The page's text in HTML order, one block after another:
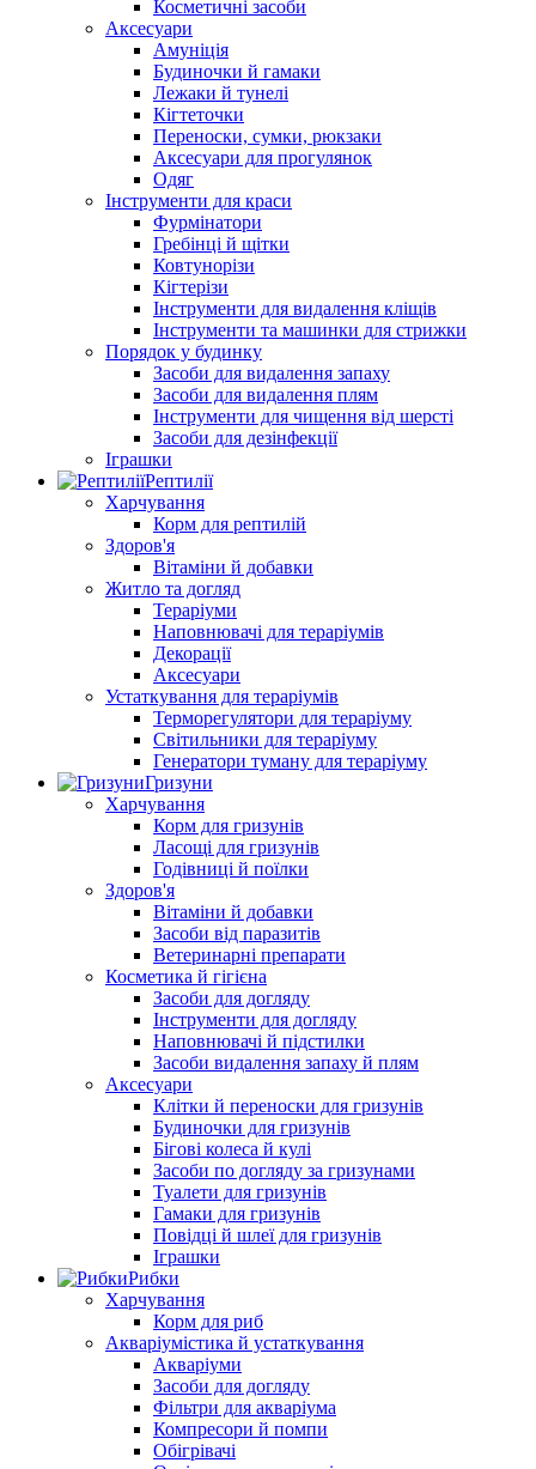
Косметичні засоби
Аксесуари
Амуніція
Будиночки й гамаки
Лежаки й тунелі
Кігтеточки
Переноски, сумки, рюкзаки
Аксесуари для прогулянок
Одяг
Інструменти для краси
Фурмінатори
Гребінці й щітки
Ковтунорізи
Кігтерізи
Інструменти для видалення кліщів
Інструменти та машинки для стрижки
Порядок у будинку
Засоби для видалення запаху
Засоби для видалення плям
Інструменти для чищення від шерсті
Засоби для дезінфекції
Іграшки
Рептилії
Харчування
Корм для рептилій
Здоров'я
Вітаміни й добавки
Житло та догляд
Тераріуми
Наповнювачі для тераріумів
Декорації
Аксесуари
Устаткування для тераріумів
Терморегулятори для тераріуму
Світильники для тераріуму
Генератори туману для тераріуму
Гризуни
Харчування
Корм для гризунів
Ласощі для гризунів
Годівниці й поїлки
Здоров'я
Вітаміни й добавки
Засоби від паразитів
Ветеринарні препарати
Косметика й гігієна
Засоби для догляду
Інструменти для догляду
Наповнювачі й підстилки
Засоби видалення запаху й плям
Аксесуари
Клітки й переноски для гризунів
Будиночки для гризунів
Бігові колеса й кулі
Засоби по догляду за гризунами
Туалети для гризунів
Гамаки для гризунів
Повідці й шлеї для гризунів
Іграшки
Рибки
Харчування
Корм для риб
Акваріумістика й устаткування
Акваріуми
Засоби для догляду
Фільтри для акваріума
Компресори й помпи
Обігрівачі